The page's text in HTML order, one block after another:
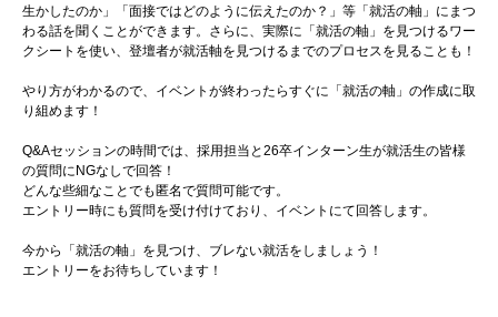
生かしたのか」「面接ではどのように伝えたのか？」等「就活の軸」にまつ
わる話を聞くことができます。さらに、実際に「就活の軸」を見つけるワー
クシートを使い、登壇者が就活軸を見つけるまでのプロセスを見ることも！
やり方がわかるので、イベントが終わったらすぐに「就活の軸」の作成に取
り組めます！
Q&Aセッションの時間では、採用担当と26卒インターン生が就活生の皆様
の質問にNGなしで回答！
どんな些細なことでも匿名で質問可能です。
エントリー時にも質問を受け付けており、イベントにて回答します。
今から「就活の軸」を見つけ、ブレない就活をしましょう！
エントリーをお待ちしています！